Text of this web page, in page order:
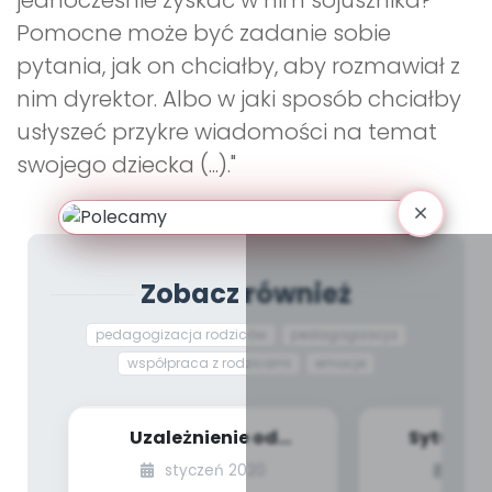
Pomocne może być zadanie sobie
pytania, jak on chciałby, aby rozmawiał z
nim dyrektor. Albo w jaki sposób chciałby
usłyszeć przykre wiadomości na temat
swojego dziecka (...)."
Zobacz również
pedagogizacja rodziców
współpraca z rodzicami
Uzależnienie od
nowych technologii
wśród dzieci
styczeń 2020